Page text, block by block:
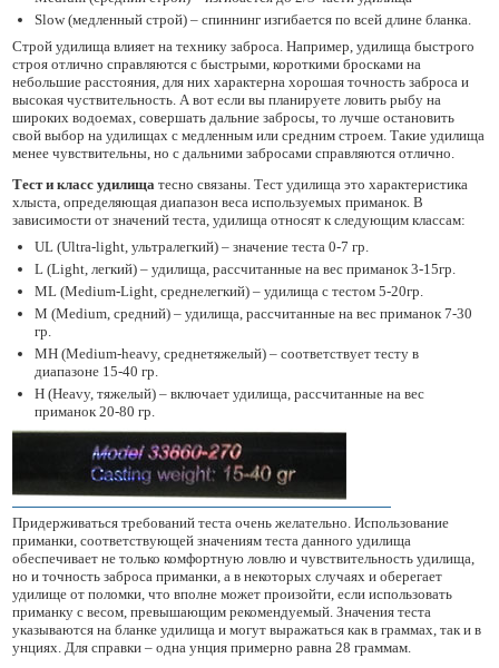
Slow (медленный строй) – спиннинг изгибается по всей длине бланка.
Строй удилища влияет на технику заброса. Например, удилища быстрого
строя отлично справляются с быстрыми, короткими бросками на
небольшие расстояния, для них характерна хорошая точность заброса и
высокая чуствительность. А вот если вы планируете ловить рыбу на
широких водоемах, совершать дальние забросы, то лучше остановить
свой выбор на удилищах с медленным или средним строем. Такие удилища
менее чувствительны, но с дальними забросами справляются отлично.
Тест и класс удилища тесно связаны. Тест удилища это характеристика
хлыста, определяющая диапазон веса используемых приманок. В
зависимости от значений теста, удилища относят к следующим классам:
UL (Ultra-light, ультралегкий) – значение теста 0-7 гр.
L (Light, легкий) – удилища, рассчитанные на вес приманок 3-15гр.
ML (Medium-Light, среднелегкий) – удилища с тестом 5-20гр.
M (Medium, средний) – удилища, рассчитанные на вес приманок 7-30
гр.
MH (Medium-heavy, среднетяжелый) – соответствует тесту в
диапазоне 15-40 гр.
H (Heavy, тяжелый) – включает удилища, рассчитанные на вес
приманок 20-80 гр.
Придерживаться требований теста очень желательно. Использование
приманки, соответствующей значениям теста данного удилища
обеспечивает не только комфортную ловлю и чувствительность удилища,
но и точность заброса приманки, а в некоторых случаях и оберегает
удилище от поломки, что вполне может произойти, если использовать
приманку с весом, превышающим рекомендуемый. Значения теста
указываются на бланке удилища и могут выражаться как в граммах, так и в
унциях. Для справки – одна унция примерно равна 28 граммам.